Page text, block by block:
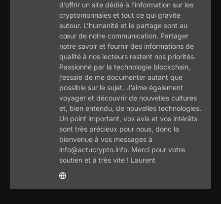
d’offrir un site dédié à l’information sur les
cryptomonnaies et tout ce qui gravite
autour. L’humanité et le partage sont au
cœur de notre communication. Partager
notre savoir et fournir des informations de
qualité à nos lecteurs restent nos priorités.
Passionné par la technologie blockchain,
j’essaie de me documenter autant que
possible sur le sujet. J’aime également
voyager et découvrir de nouvelles cultures
et, bien entendu, de nouvelles technologies.
Un point important, vos avis et vos intérêts
sont très précieux pour nous, donc la
bienvenue à vos messages à
info@actucrypto.info. Merci pour votre
soutien et à très vite ! Laurent